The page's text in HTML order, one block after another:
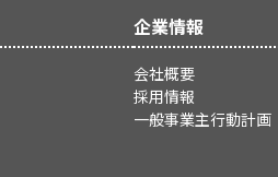
企業情報
会社概要
採用情報
一般事業主行動計画